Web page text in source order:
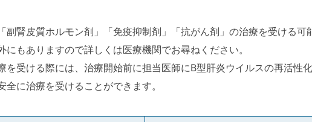
副腎皮質ホルモン剤」「免疫抑制剤」「抗がん剤」の治療を受ける可
にもありますので詳しくは医療機関でお尋ねください。
を受ける際には、治療開始前に担当医師にB型肝炎ウイルスの再活性
全に治療を受けることができます。